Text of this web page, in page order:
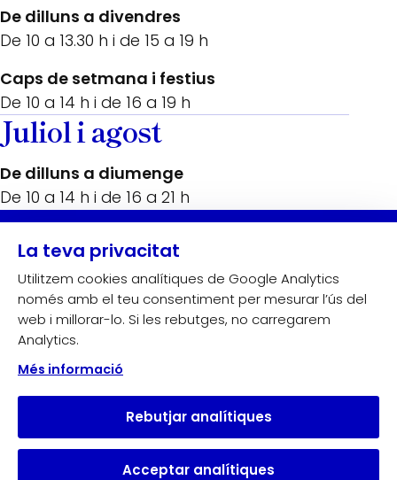
De dilluns a divendres
De 10 a 13.30 h i de 15 a 19 h
Caps de setmana i festius
De 10 a 14 h i de 16 a 19 h
Juliol i agost
De dilluns a diumenge
De 10 a 14 h i de 16 a 21 h
La teva privacitat
Utilitzem cookies analítiques de Google Analytics
només amb el teu consentiment per mesurar l’ús del
web i millorar-lo. Si les rebutges, no carregarem
Analytics.
Més informació
Rebutjar analítiques
Acceptar analítiques